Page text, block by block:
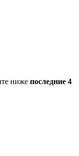
ниже последние 4